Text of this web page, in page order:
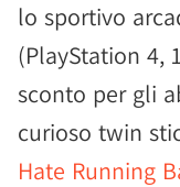
lo sportivo
(PlayStation 4,
sconto per gli
curioso twin
Hate Running